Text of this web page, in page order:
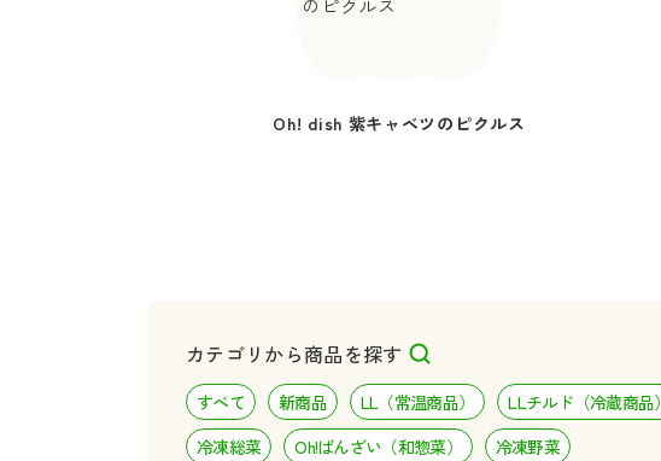
Oh! dish 紫キャベツのピクルス
カテゴリから商品を探す
すべて 新商品 LL（常温商品） LLチルド（冷蔵商品）
冷凍総菜
Oh!ばんざい（和惣菜） 冷凍野菜